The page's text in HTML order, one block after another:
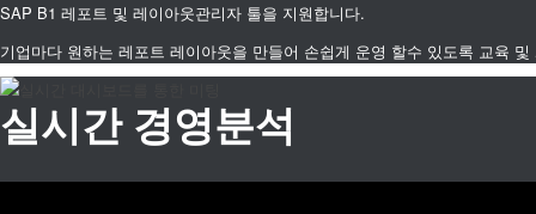
SAP B1 레포트 및 레이아웃관리자 툴을 지원합니다.
기업마다 원하는 레포트 레이아웃을 만들어 손쉽게 운영 할수 있도록 교육
실시간 경영분석